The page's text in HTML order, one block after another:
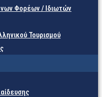
Φορέων / Ιδιωτών
Τουρισμού